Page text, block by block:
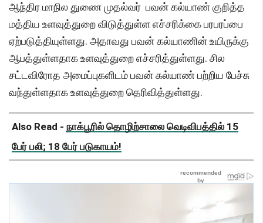
ஆந்திர மாநில துணை முதல்வர் பவன் கல்யாண் குறித்த
மத்திய உளவுத்துறை விடுத்துள்ள எச்சரிக்கை பரபரப்பை
ஏற்படுத்தியுள்ளது. அதாவது பவன் கல்யாணின் உயிருக்கு
ஆபத்துள்ளதாக உளவுத்துறை எச்சரித்துள்ளது. சில
சட்டவிரோத அமைப்புகளிடம் பவன் கல்யாண் பற்றிய பேச்சு
வந்துள்ளதாக உளவுத்துறை தெரிவித்துள்ளது.
Also Read - நாக்பூரில் தொழிற்சாலை வெடிவிபத்தில் 15
பேர் பலி; 18 பேர் படுகாயம்!